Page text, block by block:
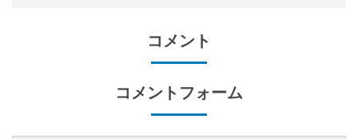
コメント
コメントフォーム